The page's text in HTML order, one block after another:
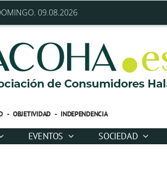
09.08.2026
- OBJETIVIDAD - INDEPENDENCIA
EVENTOS SOCIEDAD